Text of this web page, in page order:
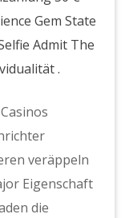
Gem State
Admit The
.
veräppeln
Eigenschaft
die